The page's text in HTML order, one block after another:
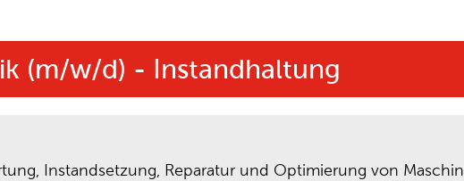
(m/w/d) - Instandhaltung
Instandsetzung, Reparatur und Optimierung von